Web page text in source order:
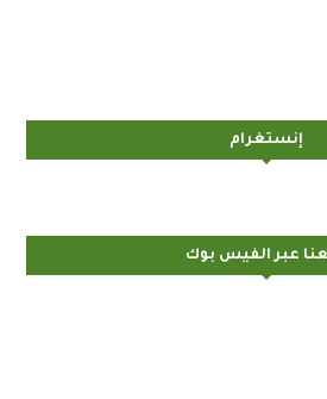
إنستغرام
عبر الفيس بوك